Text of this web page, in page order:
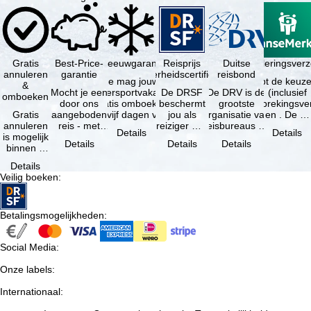
a
Gratis
annuleren
&
omboeken
Gratis
annuleren
is mogelijk
binnen 5
de
boeking,
als jouw
vakantie …
Details
Best-Price-
garantie
Mocht je een
door ons
aangeboden
reis - met
beschikbaarheid
Details
Sneeuwgarantie
Je mag jouw
wintersportvakantie
gratis omboeken
als vijf dagen voor
Details
Reisprijs
zekerheidscertificaat
De DRSF
beschermt
jou als
reiziger met
pakketreis
Details
Duitse
reisbond
De DRV is de
grootste
organisatie van
reisbureaus en
in Duitsland. …
Details
Je hebt de
(inclusief
en . De …
Details
Veilig boeken:
Betalingsmogelijkheden:
Social Media:
Onze labels:
Internationaal: